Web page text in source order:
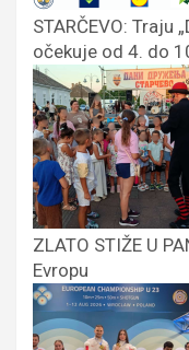
STARČEVO: Traju
očekuje od 4. do
ZLATO STIŽE U
Evropu